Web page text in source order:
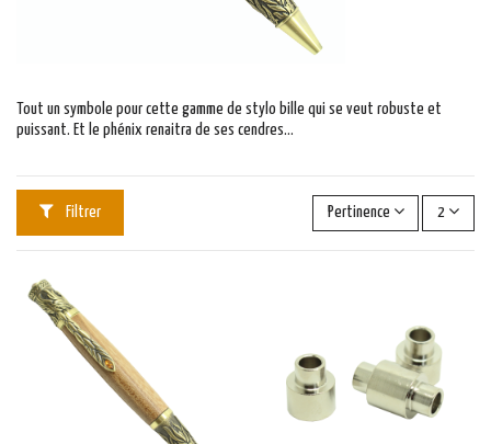
Tout un symbole pour cette gamme de stylo bille qui se veut robuste et
puissant. Et le phénix renaitra de ses cendres...
Filtrer Pertinence 2